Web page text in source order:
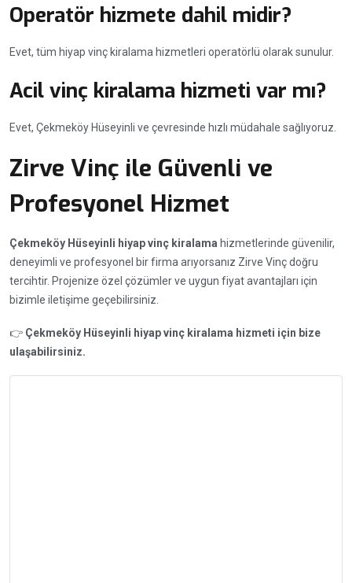
Operatör hizmete dahil midir?
Evet, tüm hiyap vinç kiralama hizmetleri operatörlü olarak sunulur.
Acil vinç kiralama hizmeti var mı?
Evet, Çekmeköy Hüseyinli ve çevresinde hızlı müdahale sağlıyoruz.
Zirve Vinç ile Güvenli ve
Profesyonel Hizmet
Çekmeköy Hüseyinli hiyap vinç kiralama hizmetlerinde güvenilir,
deneyimli ve profesyonel bir firma arıyorsanız Zirve Vinç doğru
tercihtir. Projenize özel çözümler ve uygun fiyat avantajları için
bizimle iletişime geçebilirsiniz.
👉 Çekmeköy Hüseyinli hiyap vinç kiralama hizmeti için bize
ulaşabilirsiniz.